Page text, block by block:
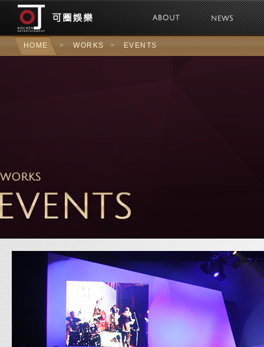
可圈娛樂
HOME > WORKS > EVENTS